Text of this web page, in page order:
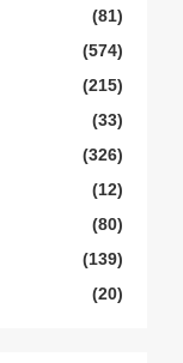
(81)
(574)
(215)
(33)
(326)
(12)
(80)
(139)
(20)